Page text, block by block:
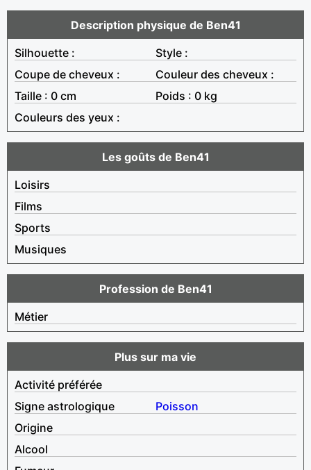
Description physique de Ben41
Silhouette :
Style :
Coupe de cheveux :
Couleur des cheveux :
Taille : 0 cm
Poids : 0 kg
Couleurs des yeux :
Les goûts de Ben41
Loisirs
Films
Sports
Musiques
Profession de Ben41
Métier
Plus sur ma vie
Activité préférée
Signe astrologique
Poisson
Origine
Alcool